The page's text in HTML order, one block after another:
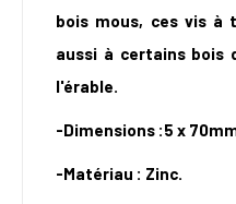
bois mous, ces vis à
aussi à certains bois
l'érable.
-Dimensions :5 x
-Matériau : Zinc.